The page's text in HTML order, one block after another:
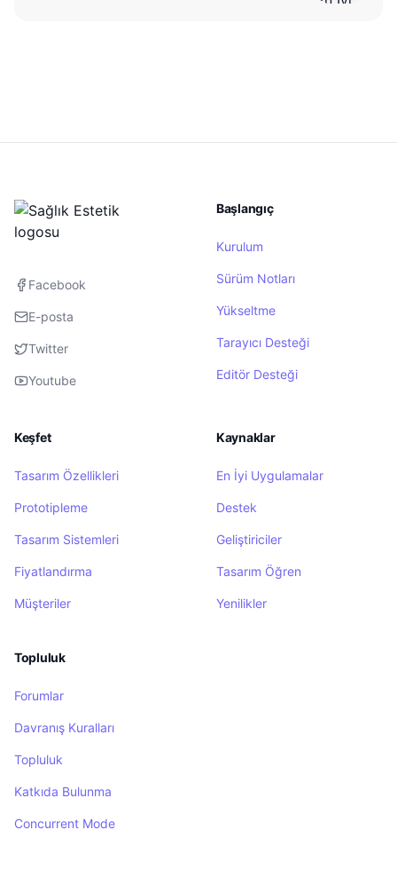
Facebook
E-posta
Twitter
Youtube
Başlangıç
Kurulum
Sürüm Notları
Yükseltme
Tarayıcı Desteği
Editör Desteği
Keşfet
Tasarım Özellikleri
Prototipleme
Tasarım Sistemleri
Fiyatlandırma
Müşteriler
Kaynaklar
En İyi Uygulamalar
Destek
Geliştiriciler
Tasarım Öğren
Yenilikler
Topluluk
Forumlar
Davranış Kuralları
Topluluk
Katkıda Bulunma
Concurrent Mode